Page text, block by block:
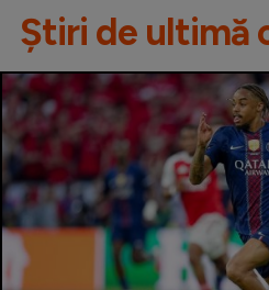
Știri de ultimă